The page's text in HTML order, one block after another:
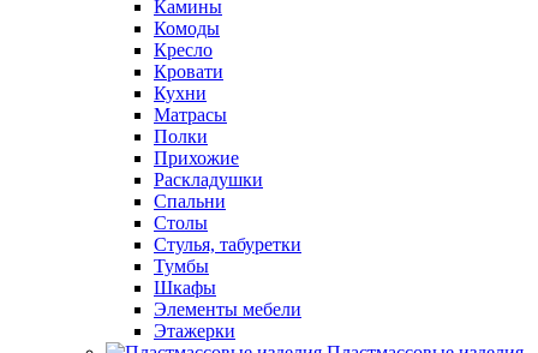
Камины
Комоды
Кресло
Кровати
Кухни
Матрасы
Полки
Прихожие
Раскладушки
Спальни
Столы
Стулья, табуретки
Тумбы
Шкафы
Элементы мебели
Этажерки